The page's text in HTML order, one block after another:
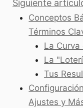
Siguiente
Conceptos
Términos
La
La
Tus
Ajustes y